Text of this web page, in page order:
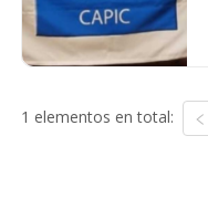
1 elementos en total: